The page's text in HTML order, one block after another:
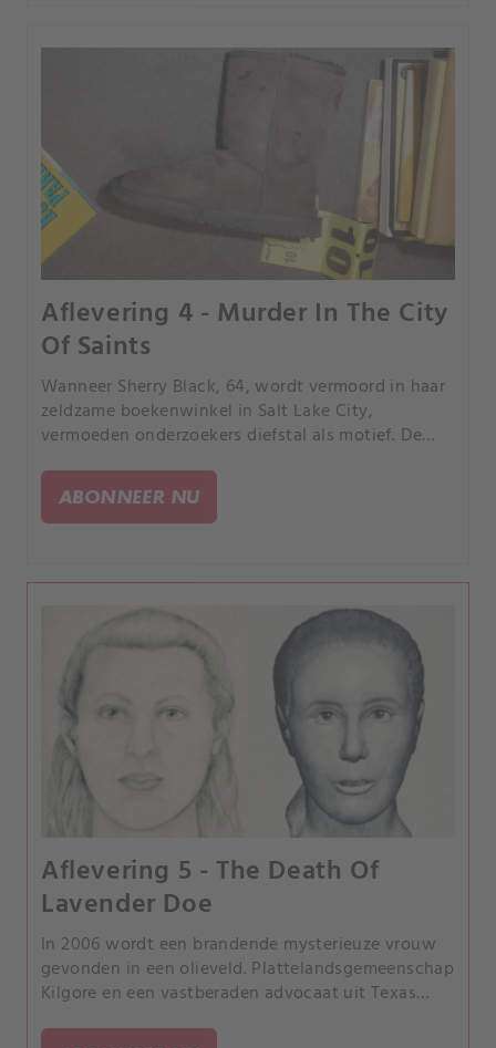
Aflevering 4 - Murder In The City
Of Saints
Wanneer Sherry Black, 64, wordt vermoord in haar
zeldzame boekenwinkel in Salt Lake City,
vermoeden onderzoekers diefstal als motief. De
samenwerkt met een sluwe onderzoeker en brengt
de dader voor het gerecht.
ABONNEER NU
Aflevering 5 - The Death Of
Lavender Doe
In 2006 wordt een brandende mysterieuze vrouw
gevonden in een olieveld. Plattelandsgemeenschap
Kilgore en een vastberaden advocaat uit Texas